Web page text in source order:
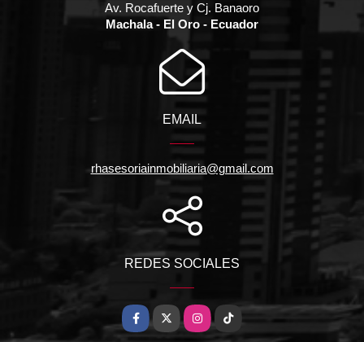
Av. Rocafuerte y Cj. Banaoro
Machala - El Oro - Ecuador
EMAIL
rhasesoriainmobiliaria@gmail.com
REDES SOCIALES
Facebook
X Instagram
TikTok